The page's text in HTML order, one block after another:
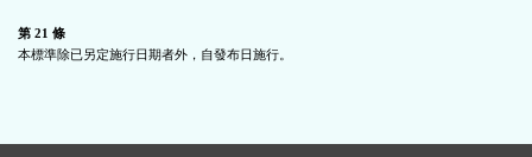
第 21 條
本標準除已另定施行日期者外，自發布日施行。